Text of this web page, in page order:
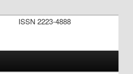
ISSN 2223-4888